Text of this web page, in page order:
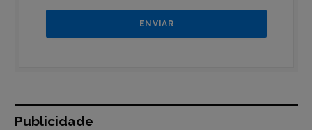
Publicidade